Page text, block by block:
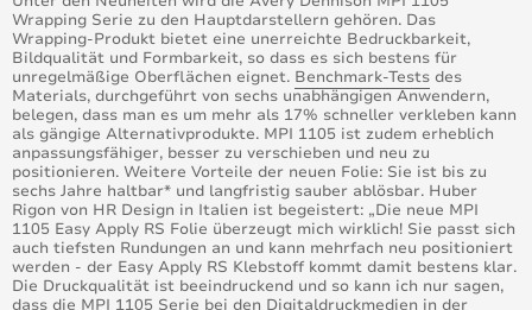
Wrapping Serie zu den Hauptdarstellern gehören. Das
Wrapping-Produkt bietet eine unerreichte Bedruckbarkeit,
Bildqualität und Formbarkeit, so dass es sich bestens für
unregelmäßige Oberflächen eignet. Benchmark-Tests des
Materials, durchgeführt von sechs unabhängigen Anwendern,
belegen, dass man es um mehr als 17% schneller verkleben kann
als gängige Alternativprodukte. MPI 1105 ist zudem erheblich
anpassungsfähiger, besser zu verschieben und neu zu
positionieren. Weitere Vorteile der neuen Folie: Sie ist bis zu
sechs Jahre haltbar* und langfristig sauber ablösbar. Huber
Rigon von HR Design in Italien ist begeistert: „Die neue MPI
1105 Easy Apply RS Folie überzeugt mich wirklich! Sie passt sich
auch tiefsten Rundungen an und kann mehrfach neu positioniert
werden - der Easy Apply RS Klebstoff kommt damit bestens klar.
Die Druckqualität ist beeindruckend und so kann ich nur sagen,
dass die MPI 1105 Serie bei den Digitaldruckmedien in der
Avery Dennison Unterstützt Team LottoNL-Jumbo
Radsport-Team In Der Saison 2015/ 2016 Als Sponsor
Avery Dennison bei der FESPA 2015 mit aktuellen
Farben und REACH-konformem
Schilderfolienportfolio
Avery Dennison präsentiert neue mobile Farbmuster-
App auf der Fespa
Vermeiden Sie Lackschäden mit 7500er-Schutzfolien
von Avery Dennison